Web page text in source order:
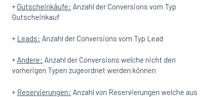
+Gutscheinkäufe: Anzahl der Conversions vom Typ
Gutscheinkauf
+ Leads: Anzahl der Conversions vom Typ Lead
+ Andere: Anzahl der Conversions welche nicht den
vorherigen Typen zugeordnet werden können
+ Reservierungen: Anzahl von Reservierungen welche aus